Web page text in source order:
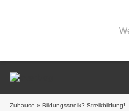
Zuhause » Bildungsstreik? Streikbildung!